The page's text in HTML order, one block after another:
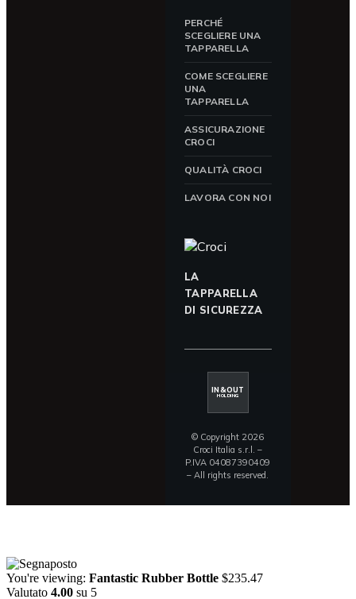
PERCHÉ
SCEGLIERE UNA
TAPPARELLA
COME SCEGLIERE
UNA
TAPPARELLA
ASSICURAZIONE
CROCI
QUALITÀ CROCI
LAVORA CON NOI
LA
TAPPARELLA
DI SICUREZZA
IN&OUT
HOLDING
© Copyright 2026
Croci Italia s.r.l. –
P.IVA 04087390409
– All rights reserved.
You're viewing: Fantastic Rubber Bottle $235.47
Valutato 4.00 su 5